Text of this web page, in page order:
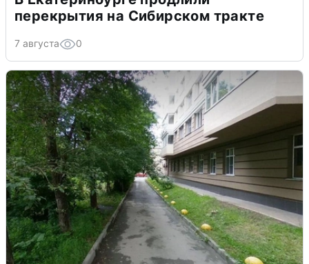
перекрытия на Сибирском тракте
7 августа 0